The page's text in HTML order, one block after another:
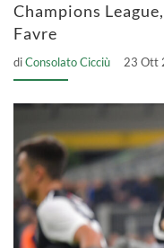
Champions
Favre
diConsolato Cicciù 23 Ott